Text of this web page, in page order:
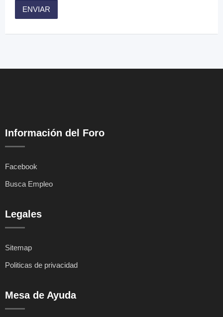
Información del Foro
Facebook
Busca Empleo
Legales
Sitemap
Politicas de privacidad
Mesa de Ayuda